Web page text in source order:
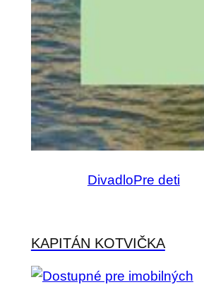
DivadloPre deti
KAPITÁN KOTVIČKA